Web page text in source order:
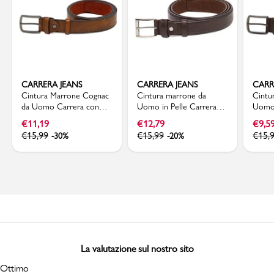
CARRERA JEANS
Cintura Marrone Cognac
da Uomo Carrera con
fibbia in metallo
€11,19
€15,99 -30%
CARRERA JEANS
Cintura marrone da
Uomo in Pelle Carrera
Jeans
€12,79
€15,99 -20%
in
€
€
La valutazione sul nostro sito
Ottimo